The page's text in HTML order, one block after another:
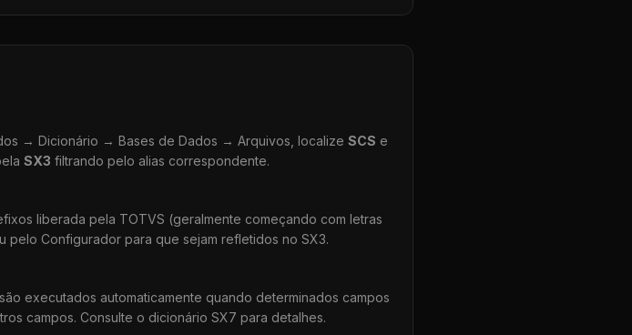
→ Dicionário → Bases de Dados → Arquivos, localize SCS e
SX3 filtrando pelo alias correspondente.
liberada pela TOTVS (geralmente começando com letras
Configurador para que sejam refletidos no SX3.
executados automaticamente quando determinados campos
campos. Consulte o dicionário SX7 para detalhes.